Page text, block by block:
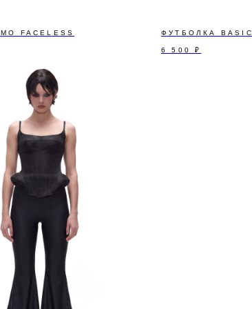
FACELESS ФУТБОЛКА BASIC
6 500 ₽
НАШУ РАССЫЛКУ